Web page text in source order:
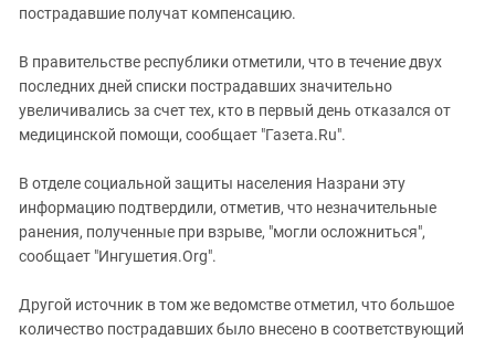
пострадавшие получат компенсацию.
В правительстве республики отметили, что в течение двух
последних дней списки пострадавших значительно
увеличивались за счет тех, кто в первый день отказался от
медицинской помощи, сообщает "Газета.Ru".
В отделе социальной защиты населения Назрани эту
информацию подтвердили, отметив, что незначительные
ранения, полученные при взрыве, "могли осложниться",
сообщает "Ингушетия.Org".
Другой источник в том же ведомстве отметил, что большое
количество пострадавших было внесено в соответствующий